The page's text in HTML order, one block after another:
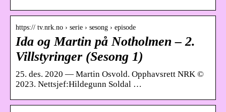
https:// tv.nrk.no › serie › sesong › episode
Ida og Martin på Notholmen – 2.
Villstyringer (Sesong 1)
25. des. 2020 — Martin Osvold. Opphavsrett NRK ©
2023. Nettsjef:Hildegunn Soldal …